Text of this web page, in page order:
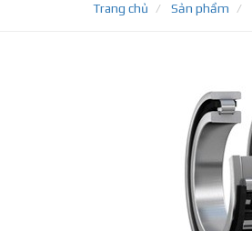
Trang chủ Sản phẩm